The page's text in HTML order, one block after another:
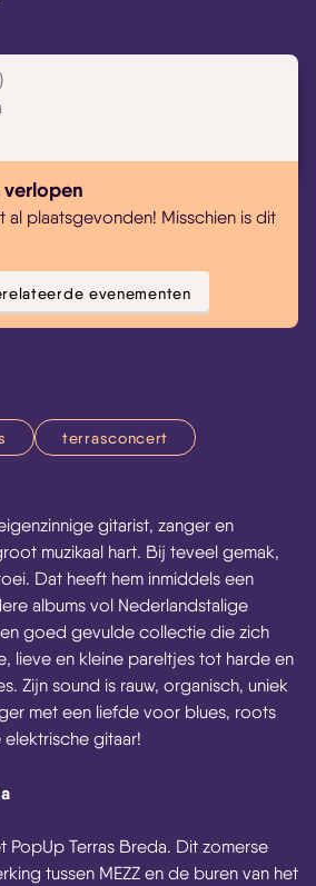
al plaatsgevonden! Misschien is dit
evenementen
terrasconcert
gitarist, zanger en
muzikaal hart. Bij teveel gemak,
Dat heeft hem inmiddels een
albums vol Nederlandstalige
goed gevulde collectie die zich
lieve en kleine pareltjes tot harde en
Zijn sound is rauw, organisch, uniek
met een liefde voor blues, roots
gitaar!
PopUp Terras Breda. Dit zomerse
tussen MEZZ en de buren van het